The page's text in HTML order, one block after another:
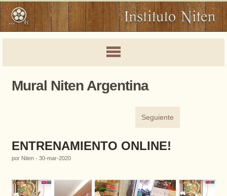
Mural Niten Argentina
Seguiente
ENTRENAMIENTO ONLINE!
por Niten - 30-mar-2020